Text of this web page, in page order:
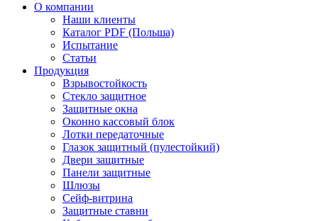
О компании
Наши клиенты
Каталог PDF (Польша)
Испытание
Статьи
Продукция
Взрывостойкость
Стекло защитное
Защитные окна
Оконно кассовый блок
Лотки передаточные
Глазок защитный (пулестойкий)
Двери защитные
Панели защитные
Шлюзы
Сейф-витрина
Защитные ставни